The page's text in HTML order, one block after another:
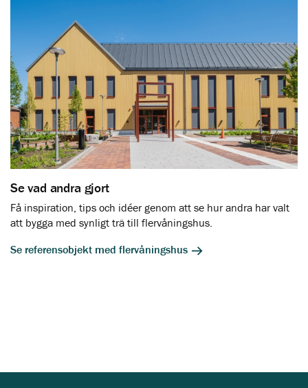
Se vad andra gjort
Få inspiration, tips och idéer genom att se hur andra har valt
att bygga med synligt trä till flervåningshus.
Se referensobjekt med flervåningshus